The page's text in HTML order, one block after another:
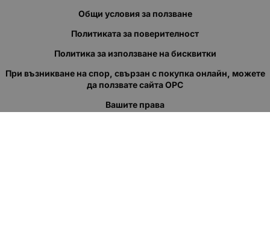
Общи условия за ползване
Политиката за поверителност
Политика за използване на бисквитки
При възникване на спор, свързан с покупка онлайн, можете
да ползвате сайта ОРС
Вашите права